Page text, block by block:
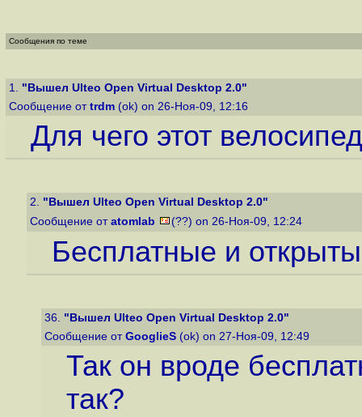
Сообщения по теме
1. "Вышел Ulteo Open Virtual Desktop 2.0"
Сообщение от trdm (ok) on 26-Ноя-09, 12:16
Для чего этот
2. "Вышел Ulteo Open Virtual Desktop 2.0"
Сообщение от atomlab (??) on 26-Ноя-09, 12:24
Бесплатные и
36. "Вышел Ulteo Open Virtual Desktop 2.0"
Сообщение от GooglieS (ok) on 27-Ноя-09, 12:49
Так он вроде
так?